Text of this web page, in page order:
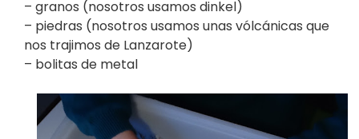
– granos (nosotros usamos dinkel)
– piedras (nosotros usamos unas vólcánicas que
nos trajimos de Lanzarote)
– bolitas de metal